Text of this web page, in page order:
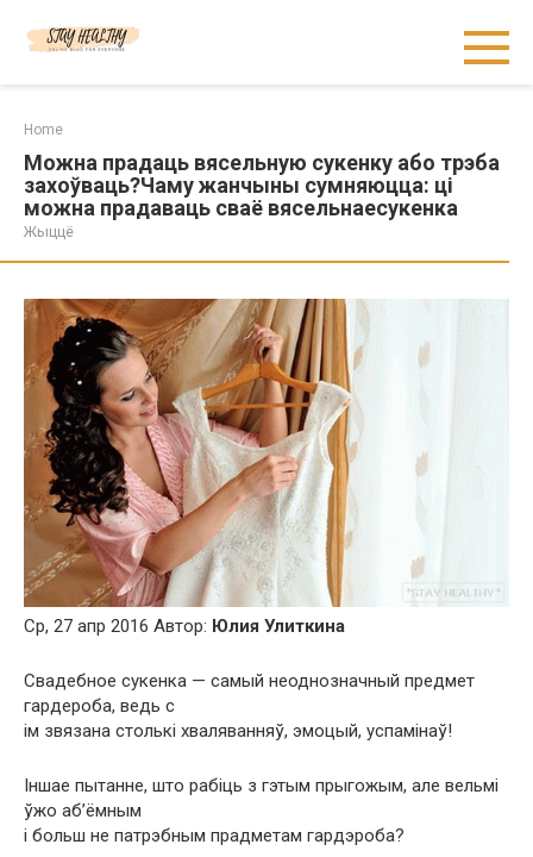
Home
Можна прадаць вясельную сукенку або трэба
захоўваць?Чаму жанчыны сумняюцца: ці
можна прадаваць сваё вясельнаесукенка
Жыццё
Ср, 27 апр 2016 Автор: Юлия Улиткина
Свадебное сукенка — самый неоднозначный предмет
гардероба, ведь с
ім звязана столькі хваляванняў, эмоцый, успамінаў!
Іншае пытанне, што рабіць з гэтым прыгожым, але вельмі
ўжо аб’ёмным
і больш не патрэбным прадметам гардэроба?